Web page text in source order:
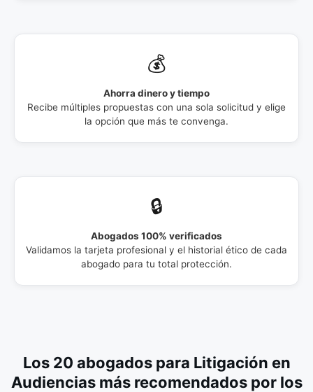
💰
Ahorra dinero y tiempo
Recibe múltiples propuestas con una sola solicitud y elige
la opción que más te convenga.
🔒
Abogados 100% verificados
Validamos la tarjeta profesional y el historial ético de cada
abogado para tu total protección.
Los 20 abogados para Litigación en
Audiencias más recomendados por los